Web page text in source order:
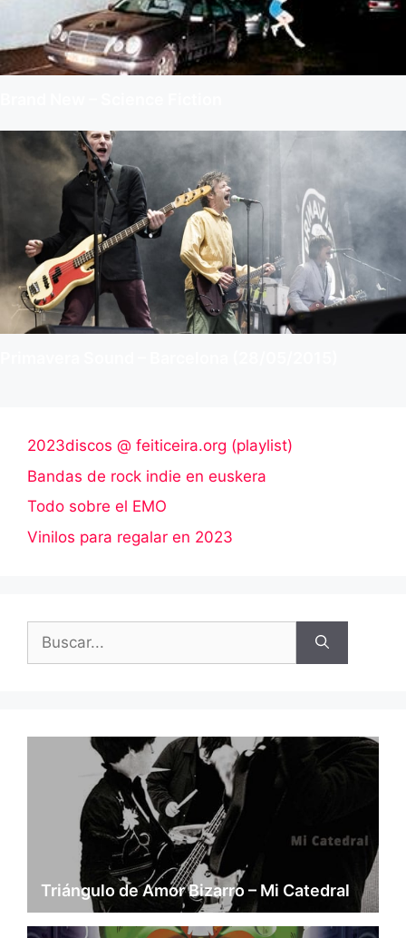
2023discos @ feiticeira.org (playlist)
Bandas de rock indie en euskera
Todo sobre el EMO
Vinilos para regalar en 2023
Triángulo de Amor Bizarro – Mi Catedral